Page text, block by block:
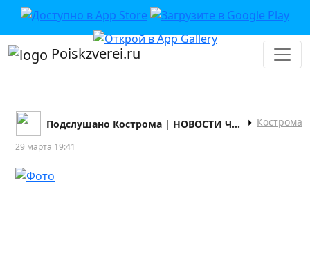
Poiskzverei.ru
Подслушано Кострома | НОВОСТИ ЧП ДТП Кострома
29 марта 19:41